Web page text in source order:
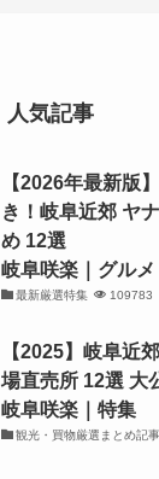
人気記事
【2026年最新版
き！岐阜近郊 ヤ
め 12選
岐阜咲楽｜グルメ
最新厳選特集 109783
【2025】岐阜近
場直売所 12選 大
岐阜咲楽｜特集
観光・買物厳選まとめ記事